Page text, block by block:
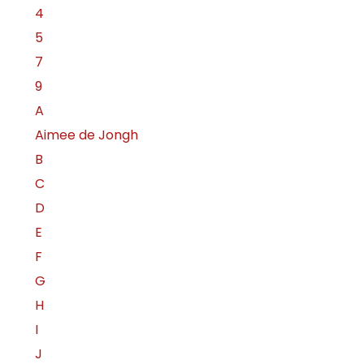
4
5
7
9
A
Aimee de Jongh
B
C
D
E
F
G
H
I
J